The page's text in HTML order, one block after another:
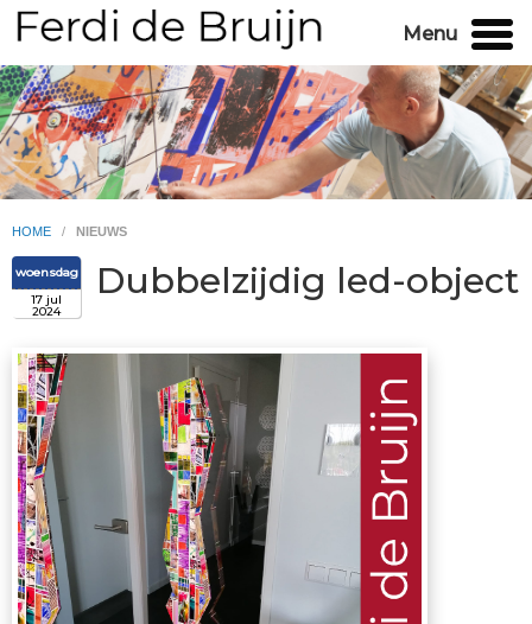
Menu
HOME / NIEUWS
Dubbelzijdig led-object
woensdag
17 jul
2024